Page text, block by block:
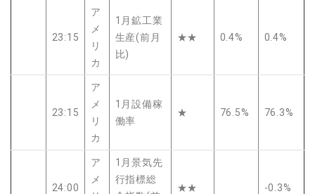
23:15
ア
メ
リ
カ
1月鉱工業
生産(前月
比)
★★ 0.4% 0.4%
23:15
ア
メ
リ
カ
1月設備稼
働率
★ 76.5% 76.3%
24:00
ア
メ
1月景気先
行指標総
★★ -0.3%